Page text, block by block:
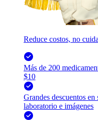
Reduce costos, no
Más de 200
$10
Grandes descuentos
laboratorio e imágenes